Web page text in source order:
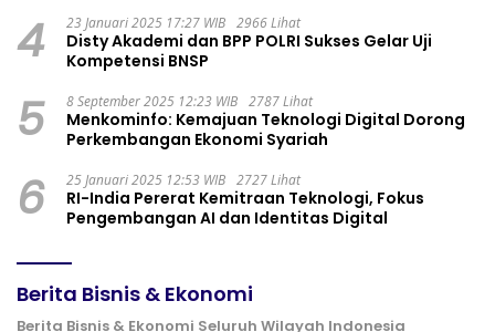
4 23 Januari 2025 17:27 WIB 2966 Lihat
Disty Akademi dan BPP POLRI Sukses Gelar Uji
Kompetensi BNSP
5 8 September 2025 12:23 WIB 2787 Lihat
Menkominfo: Kemajuan Teknologi Digital Dorong
Perkembangan Ekonomi Syariah
6 25 Januari 2025 12:53 WIB 2727 Lihat
RI-India Pererat Kemitraan Teknologi, Fokus
Pengembangan AI dan Identitas Digital
Berita Bisnis & Ekonomi
Berita Bisnis & Ekonomi Seluruh Wilayah Indonesia